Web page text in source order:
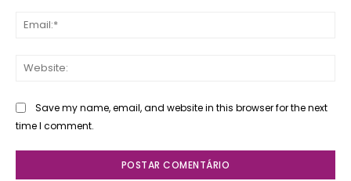
Save my name, email, and website in this browser for the next
time I comment.